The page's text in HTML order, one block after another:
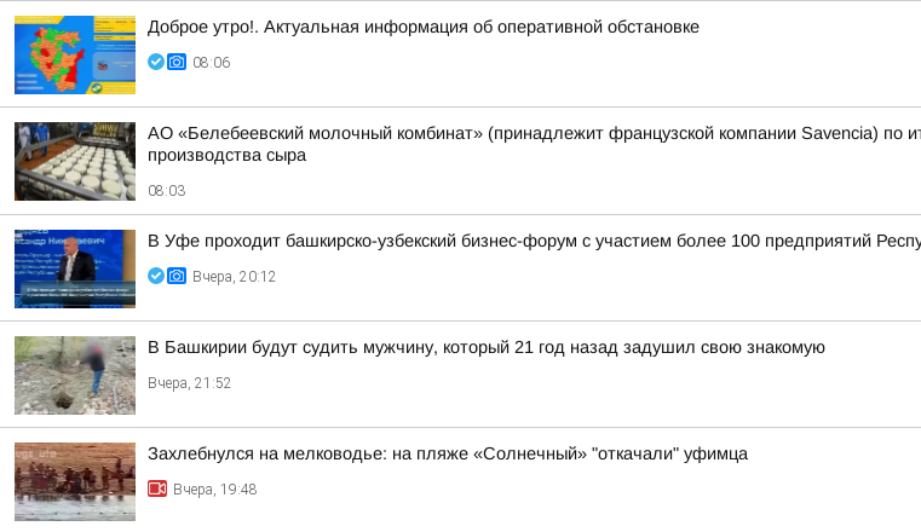
Доброе утро!. Актуальная информация об оперативной обстановке
08:06
АО «Белебеевский молочный комбинат» (принадлежит французской компании Savencia) по
производства сыра
08:03
В Уфе проходит башкирско-узбекский бизнес-форум с участием более 100 предприятий
Вчера, 20:12
В Башкирии будут судить мужчину, который 21 год назад задушил свою знакомую
Вчера, 21:52
Захлебнулся на мелководье: на пляже «Солнечный» "откачали" уфимца
Вчера, 19:48